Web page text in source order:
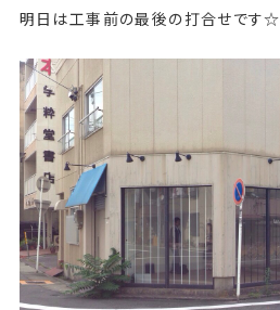
明日は工事前の最後の打合せです☆